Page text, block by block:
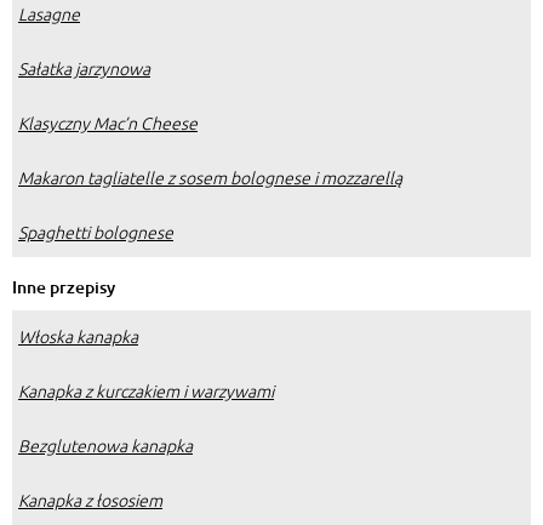
Lasagne
Sałatka jarzynowa
Klasyczny Mac’n Cheese
Makaron tagliatelle z sosem bolognese i mozzarellą
Spaghetti bolognese
Inne przepisy
Włoska kanapka
Kanapka z kurczakiem i warzywami
Bezglutenowa kanapka
Kanapka z łososiem